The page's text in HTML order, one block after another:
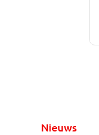
Nieuws